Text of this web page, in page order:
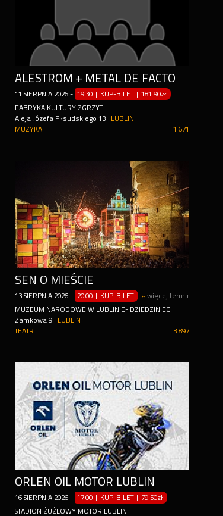
ALESTROM + METAL DE FACTO
11 SIERPNIA 2026 - 19:30 | KUP-BILET |181.90zł
FABRYKA KULTURY ZGRZYT
Aleja Józefa Piłsudskiego 13
LUBLIN
1 671
MUZYKA
SEN O MIEŚCIE
13 SIERPNIA 2026 - 20:00 | KUP-BILET »więcej terminów
MUZEUM NARODOWE W LUBLINIE- DZIEDZINIEC
Zamkowa 9
LUBLIN
3 897
TEATR
ORLEN OIL MOTOR LUBLIN
16 SIERPNIA 2026 - 17:00 | KUP-BILET | 79.50zł
STADION ŻUŻLOWY MOTOR LUBLIN